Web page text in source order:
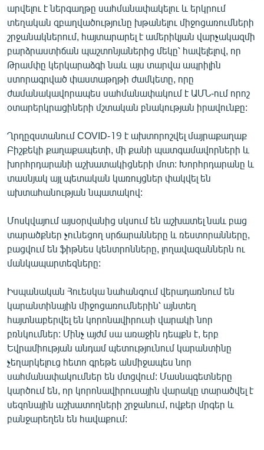
արվելու է ներգաղթը սահմանափակելու և երկրում
տեղական զբաղվածությունը խթանելու միջոցառումների
շրջանակներում, հայտարարել է ամերիկյան վարչակազմի
բարձրաստիճան պաշտոնյաներից մեկը՝ հավելելով, որ
Թրամփը կերկարաձգի նաև այս տարվա ապրիլին
ստորագրված փաստաթղթի ժամկետը, որը
ժամանակավորապես սահմանափակում է ԱՄՆ-ում որոշ
օտարերկրացիների մշտական բնակության իրավունքը:
Ղրղըզստանում COVID-19 է ախտորոշվել մայրաքաղաք
Բիշքեկի քաղաքապետի, մի քանի պատգամավորների և
խորհրդարանի աշխատակիցների մոտ: Խորհրդարանը և
տասնյակ այլ պետական կառույցներ փակվել են
ախտահանության նպատակով:
Մոսկվայում այսօրվանից սկսում են աշխատել նաև բաց
տարածքներ չունեցող սրճարանները և ռեստորանները,
բացվում են ֆիթնես կենտրոնները, լողավազաններն ու
մանկապարտեզները:
Իսպանական Հուեսկա նահանգում վերադառնում են
կարանտինային միջոցառումներին՝ այնտեղ
հայտնաբերվել են կորոնավիրուսի վարակի նոր
բռնկումներ: Մինչ այժմ սա առաջին դեպքն է, երբ
Եվրամիության անդամ պետությունում կարանտինը
չեղարկելուց հետո գրեթե անմիջապես նոր
սահմանափակումներ են մտցվում: Մասնագետները
կարծում են, որ կորոնավիրուսային վարակը տարածվել է
սեզոնային աշխատողների շրջանում, ովքեր մրգեր և
բանջարեղեն են հավաքում: